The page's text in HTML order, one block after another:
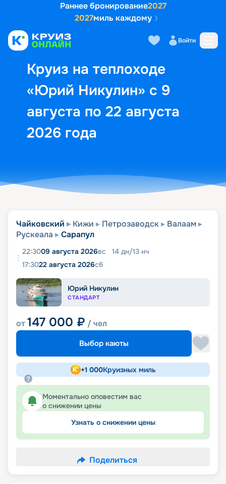
Раннее бронирование2027
2027миль каждому
Войти
Круиз на теплоходе
«Юрий Никулин» с 9
августа по 22 августа
2026 года
Выбор кают Маршрут и
Чайковский Кижи Петрозаводск
Валаам
Рускеала
Сарапул
22:3009 августа 2026вс 14 дн/13 нч
17:3022 августа 2026сб
Юрий Никулин
СТАНДАРТ
от147 000 ₽ / чел
Выбор каюты
+1 000Круизных миль
Моментально оповестим вас
о снижении цены
Узнать о снижении цены
Поделиться